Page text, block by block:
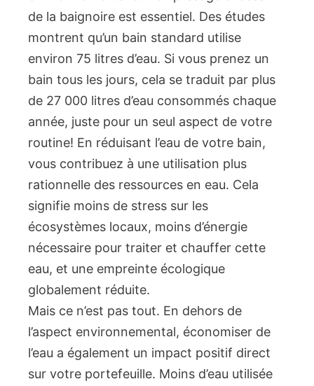
de la baignoire est essentiel. Des études
montrent qu’un bain standard utilise
environ 75 litres d’eau. Si vous prenez un
bain tous les jours, cela se traduit par plus
de 27 000 litres d’eau consommés chaque
année, juste pour un seul aspect de votre
routine! En réduisant l’eau de votre bain,
vous contribuez à une utilisation plus
rationnelle des ressources en eau. Cela
signifie moins de stress sur les
écosystèmes locaux, moins d’énergie
nécessaire pour traiter et chauffer cette
eau, et une empreinte écologique
globalement réduite.
Mais ce n’est pas tout. En dehors de
l’aspect environnemental, économiser de
l’eau a également un impact positif direct
sur votre portefeuille. Moins d’eau utilisée